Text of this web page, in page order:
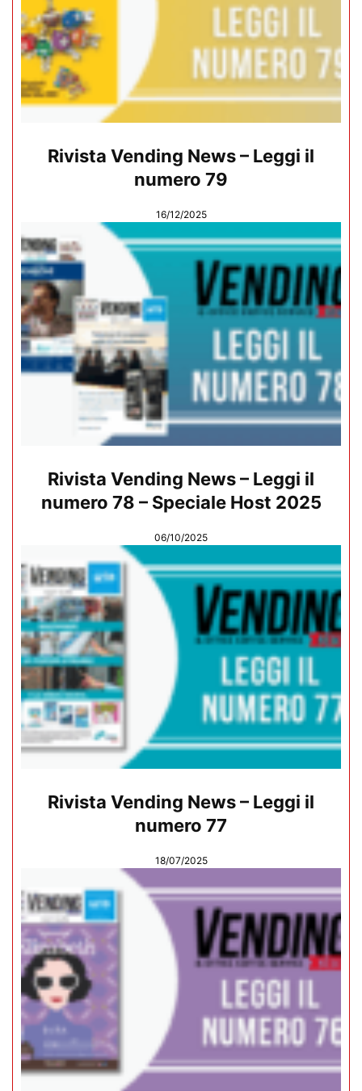
Rivista Vending News – Leggi il
numero 79
16/12/2025
Rivista Vending News – Leggi il
numero 78 – Speciale Host 2025
06/10/2025
Rivista Vending News – Leggi il
numero 77
18/07/2025